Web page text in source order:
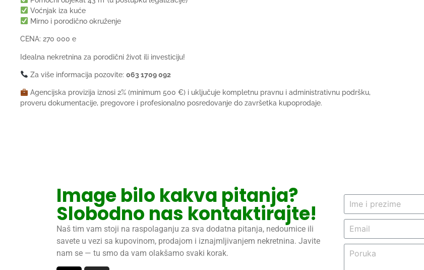
Voćnjak iza kuće
Mirno i porodično okruženje
CENA: 270 000 e
Idealna nekretnina za porodični život ili investiciju!
Za više informacija pozovite: 063 1709 092
Agencijska provizija iznosi 2% (minimum 500 €) i uključuje kompletnu pravnu i administrativnu podršku,
proveru dokumentacije, pregovore i profesionalno posredovanje do završetka kupoprodaje.
Image bilo kakva pitanja?
Slobodno nas kontaktirajte!
Naš tim vam stoji na raspolaganju za sva dodatna pitanja, nedoumice ili
savete u vezi sa kupovinom, prodajom i iznajmljivanjem nekretnina. Javite
nam se — tu smo da vam olakšamo svaki korak.